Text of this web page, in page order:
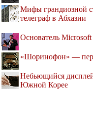
Мифы грандиозной
телеграф в Абхазии
Основатель Microsoft
«Шоринофон» —
Небьющийся дисплей
Южной Корее